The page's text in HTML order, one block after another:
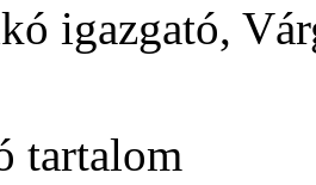
igazgató,
tartalom